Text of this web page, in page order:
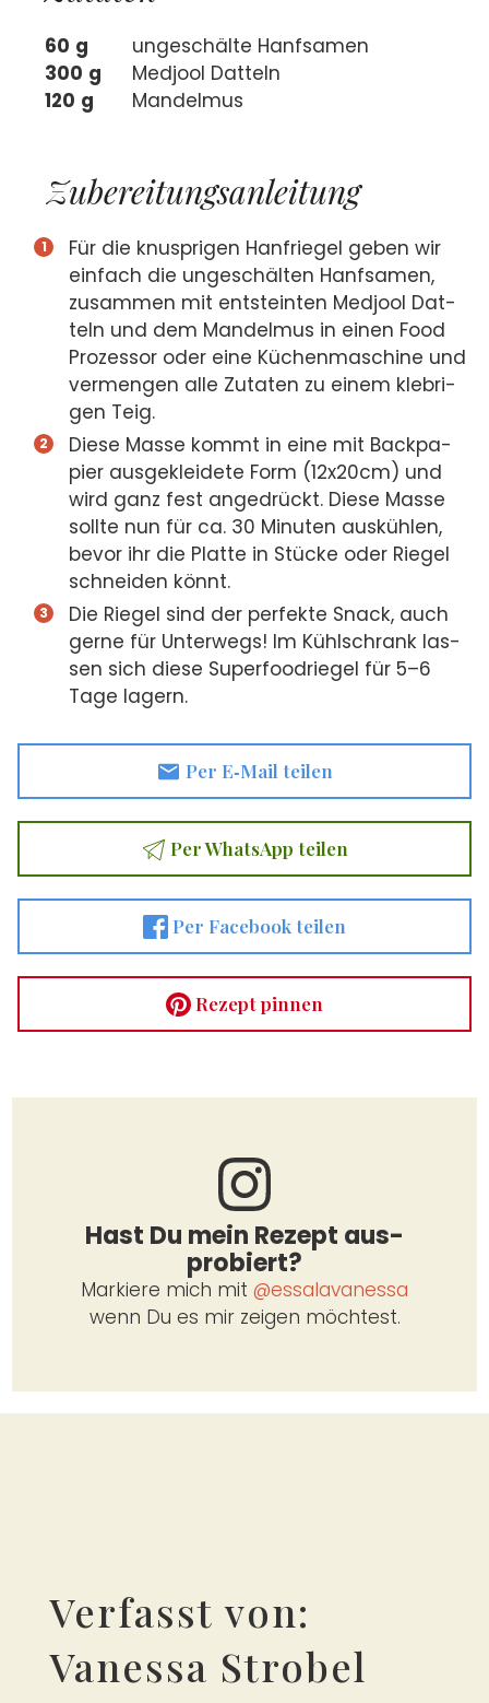
60 g
unge­schäl­te Hanf­sa­men
300 g
Med­jool Dat­teln
120 g Man­del­mus
Zube­rei­tungs­an­lei­tung
Für die knusp­ri­gen Han­frie­gel geben wir
ein­fach die unge­schäl­ten Hanf­sa­men,
zusam­men mit ent­stein­ten Med­jool Dat­
teln und dem Man­del­mus in einen Food
Pro­zes­sor oder eine Küchen­ma­schi­ne und
ver­men­gen alle Zuta­ten zu einem kleb­ri­
gen Teig.
Die­se Mas­se kommt in eine mit Back­pa­
pier aus­ge­klei­de­te Form (12x20cm) und
wird ganz fest ange­drückt. Die­se Mas­se
soll­te nun für ca. 30 Minu­ten aus­küh­len,
bevor ihr die Plat­te in Stü­cke oder Rie­gel
schnei­den könnt.
Die Rie­gel sind der per­fek­te Snack, auch
ger­ne für Unter­wegs! Im Kühl­schrank las­
sen sich die­se Super­food­rie­gel für 5–6
Tage lagern.
Per E‑Mail tei­len
Per Whats­App tei­len
Per Face­book tei­len
Rezept pin­nen
Hast Du mein Rezept aus­
pro­biert?
Mar­kie­re mich mit @essalavanessa
wenn Du es mir zei­gen möch­test.
Verfasst von:
Vanessa Strobel